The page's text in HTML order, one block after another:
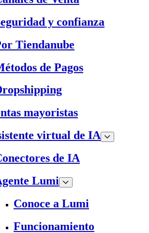
y confianza
Tiendanube
de Pagos
mayoristas
virtual de IA
de IA
Lumi
Conoce a Lumi
Funcionamiento